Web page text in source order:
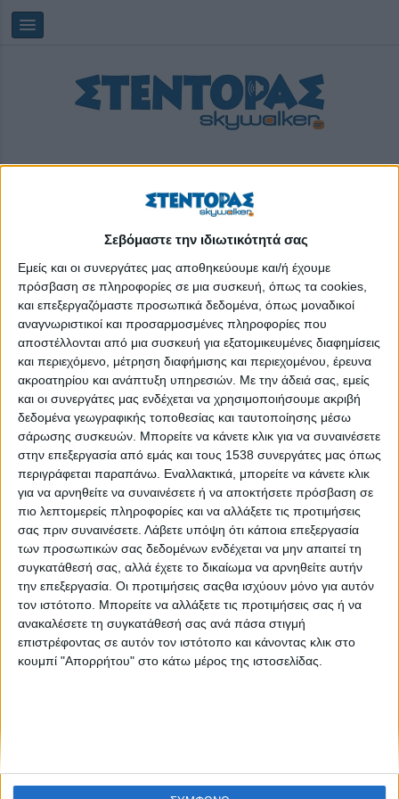
Σεβόμαστε την ιδιωτικότητά σας
Εμείς και οι συνεργάτες μας αποθηκεύουμε και/ή έχουμε
πρόσβαση σε πληροφορίες σε μια συσκευή, όπως τα cookies,
και επεξεργαζόμαστε προσωπικά δεδομένα, όπως μοναδικοί
αναγνωριστικοί και προσαρμοσμένες πληροφορίες που
αποστέλλονται από μια συσκευή για εξατομικευμένες διαφημίσεις
και περιεχόμενο, μέτρηση διαφήμισης και περιεχομένου, έρευνα
ακροατηρίου και ανάπτυξη υπηρεσιών. Με την άδειά σας, εμείς
και οι συνεργάτες μας ενδέχεται να χρησιμοποιήσουμε ακριβή
δεδομένα γεωγραφικής τοποθεσίας και ταυτοποίησης μέσω
σάρωσης συσκευών. Μπορείτε να κάνετε κλικ για να συναινέσετε
στην επεξεργασία από εμάς και τους 1538 συνεργάτες μας όπως
περιγράφεται παραπάνω. Εναλλακτικά, μπορείτε να κάνετε κλικ
για να αρνηθείτε να συναινέσετε ή να αποκτήσετε πρόσβαση σε
πιο λεπτομερείς πληροφορίες και να αλλάξετε τις προτιμήσεις
σας πριν συναινέσετε. Λάβετε υπόψη ότι κάποια επεξεργασία
των προσωπικών σας δεδομένων ενδέχεται να μην απαιτεί τη
συγκατάθεσή σας, αλλά έχετε το δικαίωμα να αρνηθείτε αυτήν
την επεξεργασία. Οι προτιμήσεις σαςθα ισχύουν μόνο για αυτόν
τον ιστότοπο. Μπορείτε να αλλάξετε τις προτιμήσεις σας ή να
ανακαλέσετε τη συγκατάθεσή σας ανά πάσα στιγμή
επιστρέφοντας σε αυτόν τον ιστότοπο και κάνοντας κλικ στο
κουμπί "Απορρήτου" στο κάτω μέρος της ιστοσελίδας.
πεζόδρομοι
«Πράσινο φως» για 195 στρέμματα πλατειών,
πεζοδρόμων και πεζοδρομίων στο εμπορικό κέντρο της
Αθήνας
None feed
NEWSLETTER